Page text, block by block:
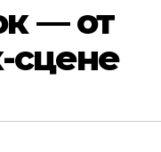
— от
сцене